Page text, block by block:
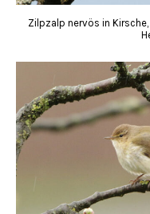
Zilpzalp nervös in